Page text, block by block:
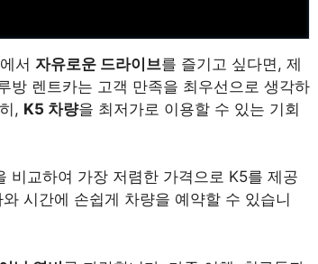
서 자유로운 드라이브를 즐기고 싶다면, 제
방 렌트카는 고객 만족을 최우선으로 생각하
, K5 차량을 최저가로 이용할 수 있는 기회
비교하여 가장 저렴한 가격으로 K5를 제공
시간에 손쉽게 차량을 예약할 수 있습니